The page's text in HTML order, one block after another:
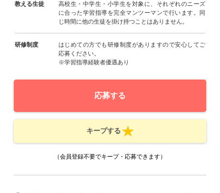
教える生徒
高校生・中学生・小学生を対象に、それぞれのニーズ
に合った学習指導を完全マンツーマンで行います。同
じ時間に他の生徒を掛け持つことはありません。
研修制度
はじめての方でも研修制度がありますので安心してご
応募ください。
※学習指導経験者優遇あり
応募する
キープする
（会員登録不要でキープ・応募できます）